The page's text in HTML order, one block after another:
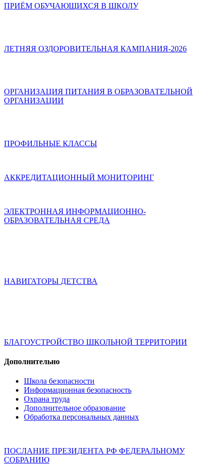
ПРИЁМ ОБУЧАЮЩИХСЯ В ШКОЛУ
ЛЕТНЯЯ ОЗДОРОВИТЕЛЬНАЯ КАМПАНИЯ-2026
ОРГАНИЗАЦИЯ ПИТАНИЯ В ОБРАЗОВАТЕЛЬНОЙ
ОРГАНИЗАЦИИ
ПРОФИЛЬНЫЕ КЛАССЫ
АККРЕДИТАЦИОННЫЙ МОНИТОРИНГ
ЭЛЕКТРОННАЯ ИНФОРМАЦИОННО-
ОБРАЗОВАТЕЛЬНАЯ СРЕДА
НАВИГАТОРЫ ДЕТСТВА
БЛАГОУСТРОЙСТВО ШКОЛЬНОЙ ТЕРРИТОРИИ
Дополнительно
Школа безопасности
Информационная безопасность
Охрана труда
Дополнительное образование
Обработка персональных данных
ПОСЛАНИЕ ПРЕЗИДЕНТА РФ ФЕДЕРАЛЬНОМУ
СОБРАНИЮ